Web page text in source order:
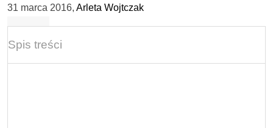
31 marca 2016, Arleta Wojtczak
Spis treści